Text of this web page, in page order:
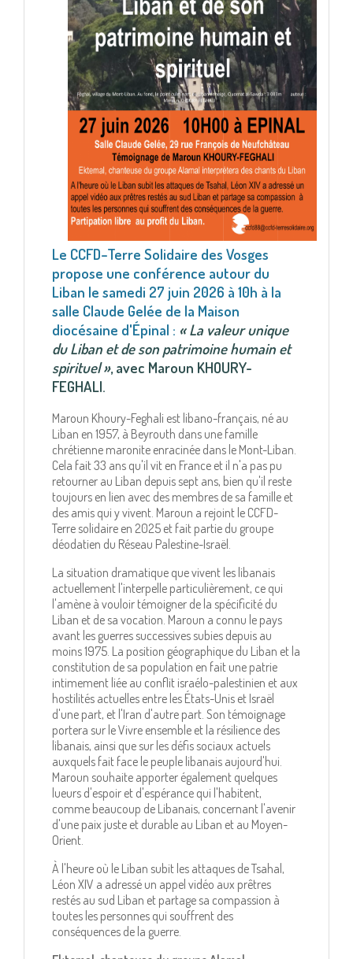
Le CCFD–Terre Solidaire des Vosges
propose une conférence autour du
Liban le samedi 27 juin 2026 à 10h à la
salle Claude Gelée de la Maison
diocésaine d'Épinal : « La valeur unique
du Liban et de son patrimoine humain et
spirituel », avec Maroun KHOURY-
FEGHALI.
Maroun Khoury-Feghali est libano-français, né au
Liban en 1957, à Beyrouth dans une famille
chrétienne maronite enracinée dans le Mont-Liban.
Cela fait 33 ans qu'il vit en France et il n'a pas pu
retourner au Liban depuis sept ans, bien qu'il reste
toujours en lien avec des membres de sa famille et
des amis qui y vivent. Maroun a rejoint le CCFD-
Terre solidaire en 2025 et fait partie du groupe
déodatien du Réseau Palestine-Israël.
La situation dramatique que vivent les libanais
actuellement l'interpelle particulièrement, ce qui
l'amène à vouloir témoigner de la spécificité du
Liban et de sa vocation. Maroun a connu le pays
avant les guerres successives subies depuis au
moins 1975. La position géographique du Liban et la
constitution de sa population en fait une patrie
intimement liée au conflit israélo-palestinien et aux
hostilités actuelles entre les États-Unis et Israël
d'une part, et l'Iran d'autre part. Son témoignage
portera sur le Vivre ensemble et la résilience des
libanais, ainsi que sur les défis sociaux actuels
auxquels fait face le peuple libanais aujourd'hui.
Maroun souhaite apporter également quelques
lueurs d'espoir et d'espérance qui l'habitent,
comme beaucoup de Libanais, concernant l'avenir
d'une paix juste et durable au Liban et au Moyen-
Orient.
À l'heure où le Liban subit les attaques de Tsahal,
Léon XIV a adressé un appel vidéo aux prêtres
restés au sud Liban et partage sa compassion à
toutes les personnes qui souffrent des
conséquences de la guerre.